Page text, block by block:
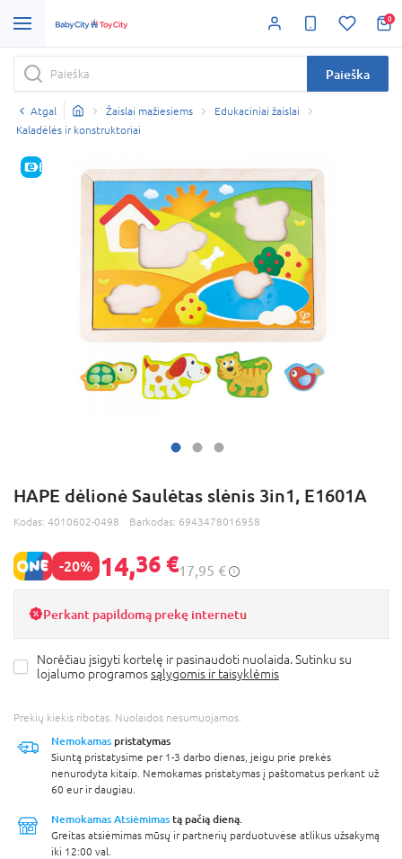
0
Paieška
Atgal Žaislai mažiesiems
Edukaciniai žaislai
Kaladėlės ir konstruktoriai
E-KAINA
HAPE dėlionė Saulėtas slėnis 3in1, E1601A
Kodas: 4010602-0498 Barkodas: 6943478016958
-20% 14,36 €17,95 €
Perkant papildomą prekę internetu
Norėčiau įsigyti kortelę ir pasinaudoti nuolaida. Sutinku su
lojalumo programossąlygomis ir taisyklėmis
Prekių kiekis ribotas. Nuolaidos nesumuojamos.
Nemokamas pristatymas
Siuntą pristatysime per 1-3 darbo dienas, jeigu prie prekės
nenurodyta kitaip. Nemokamas pristatymas į paštomatus perkant už
60 eur ir daugiau.
Nemokamas Atsiėmimas tą pačią dieną.
Greitas atsiėmimas mūsų ir partnerių parduotuvėse atlikus užsakymą
iki 12:00 val.